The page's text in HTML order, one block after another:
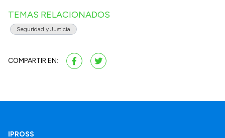
TEMAS RELACIONADOS
Seguridad y Justicia
COMPARTIR EN:
IPROSS